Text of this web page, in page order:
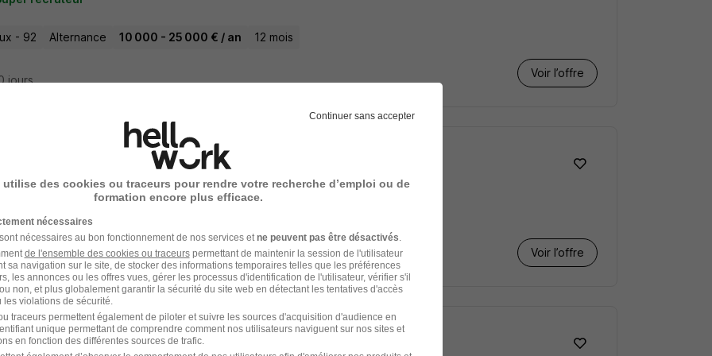
- 92 Alternance 10 000 - 25 000 € / an 12 mois
Voir l’offre
jours
Informaticien H/F
Puteaux
- 92 CDD
Voir l’offre
de Projet Réseaux H/F
Continuer sans accepter
utilise des cookies ou traceurs pour rendre votre recherche d’emploi ou de
formation encore plus efficace.
nécessaires
nécessaires au bon fonctionnement de nos services et ne peuvent pas être désactivés
de l'ensemble des cookies ou traceurspermettant de maintenir la session de l'utilisateur
sa navigation sur le site, de stocker des informations temporaires telles que les préférences
les annonces ou les offres vues, gérer les processus d'identification de l'utilisateur, vérifier s'il
non, et plus globalement garantir la sécurité du site web en détectant les tentatives d'accès
violations de sécurité.
traceurs permettent également de piloter et suivre les sources d'acquisition d'audience en
unique permettant de comprendre comment nos utilisateurs naviguent sur nos sites et
en fonction des différentes sources de trafic.